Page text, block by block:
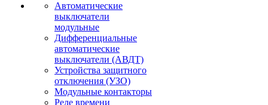
Автоматические
выключатели
модульные
Дифференциальные
автоматические
выключатели (АВДТ)
Устройства защитного
отключения (УЗО)
Модульные контакторы
Реле времени